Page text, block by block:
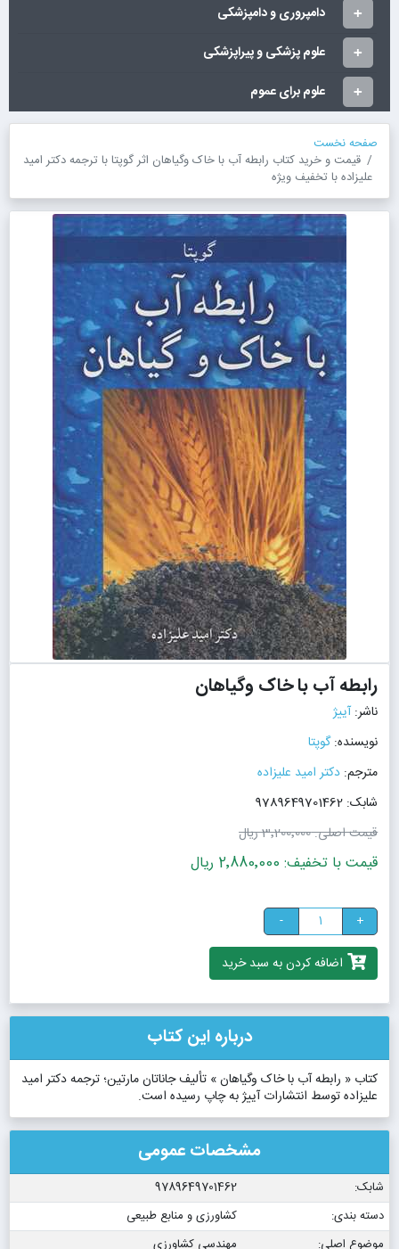
دامپروری و دامپزشکی
علوم پزشکی و پیراپزشکی
علوم برای عموم
صفحه نخست
قیمت و خرید کتاب رابطه آب با خاک وگیاهان اثر گوپتا با ترجمه دکتر امید
علیزاده با تخفیف ویژه
رابطه آب با خاک وگیاهان
ناشر:آییژ
نویسنده:گوپتا
مترجم: دکتر امید علیزاده
شابک: 9789649701462
قیمت اصلی:3٬200٬000 ریال
قیمت با تخفیف: 2٬880٬000 ریال
+
-
اضافه کردن به سبد خرید
درباره این کتاب
کتاب « رابطه آب با خاک وگیاهان » تألیف جاناتان مارتین؛ ترجمه دکتر امید
علیزاده توسط انتشارات آییژ به چاپ رسیده است.
مشخصات عمومی
شابک:
9789649701462
دسته بندی:
کشاورزی و منابع طبیعی
موضوع اصلی:
مهندسی کشاورزی